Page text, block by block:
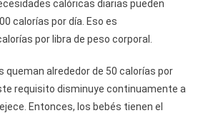
calóricas diarias pueden
calorías por día. Eso es
por libra de peso corporal.
queman alrededor de 50 calorías por
requisito disminuye continuamente a
Entonces, los bebés tienen el